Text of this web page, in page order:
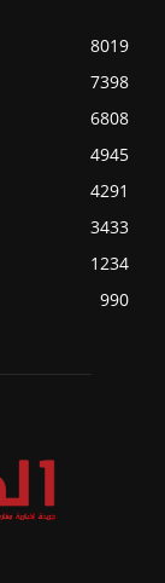
8019
7398
6808
4945
4291
3433
1234
990